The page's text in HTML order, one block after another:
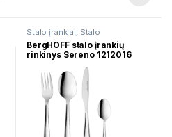
Stalo įrankiai, Stalo
serveravimui
BergHOFF stalo įrankių
rinkinys Sereno 1212016